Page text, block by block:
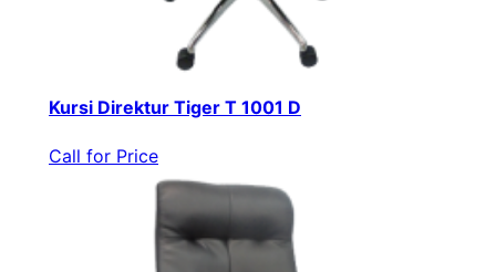
Kursi Direktur Tiger T 1001 D
Call for Price